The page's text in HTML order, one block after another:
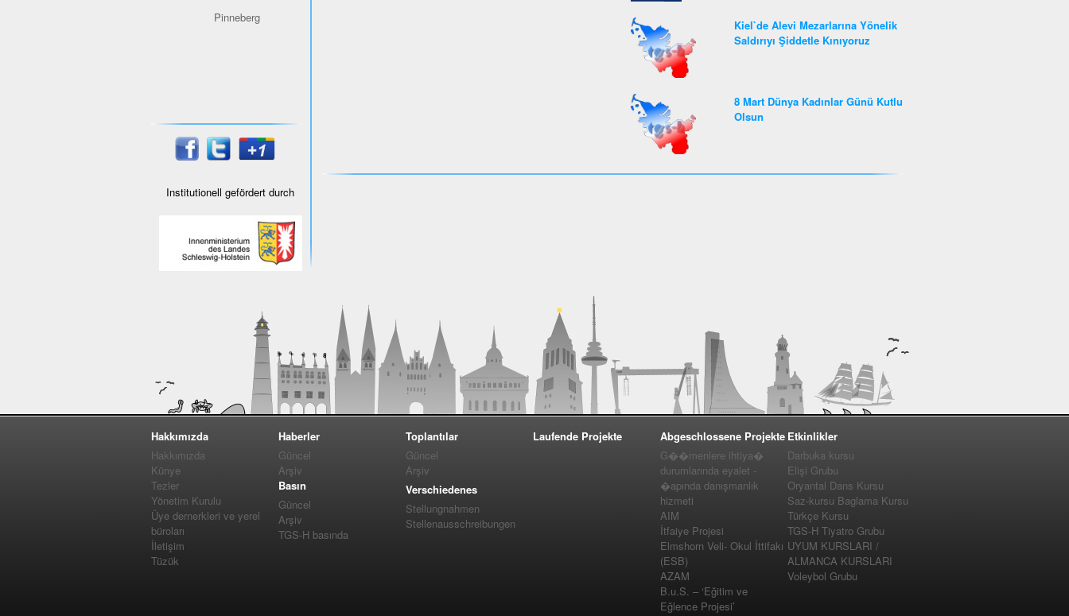
Pinneberg
Institutionell gefördert durch
Kiel`de Alevi Mezarlarına Yönelik
Saldırıyı Şiddetle Kınıyoruz
8 Mart Dünya Kadınlar Günü Kutlu
Olsun
Hakkımızda
Hakkımızda
Künye
Tezler
Yönetim Kurulu
Üye dernerkleri ve yerel
büroları
İletişim
Tüzük
Haberler
Güncel
Arşiv
Basın
Güncel
Arşiv
TGS-H basında
Toplantılar
Güncel
Arşiv
Verschiedenes
Stellungnahmen
Stellenausschreibungen
Laufende Projekte
Abgeschlossene Projekte
G��menlere ihtiya�
durumlarında eyalet -
�apında danışmanlık
hizmeti
AIM
İtfaiye Projesi
Elmshorn Veli- Okul İttifakı
(ESB)
AZAM
B.u.S. – ‘Eğitim ve
Eğlence Projesi’
Etkinlikler
Darbuka kursu
Elişi Grubu
Oryantal Dans Kursu
Saz-kursu Baglama Kursu
Türkçe Kursu
TGS-H Tiyatro Grubu
UYUM KURSLARI /
ALMANCA KURSLARI
Voleybol Grubu